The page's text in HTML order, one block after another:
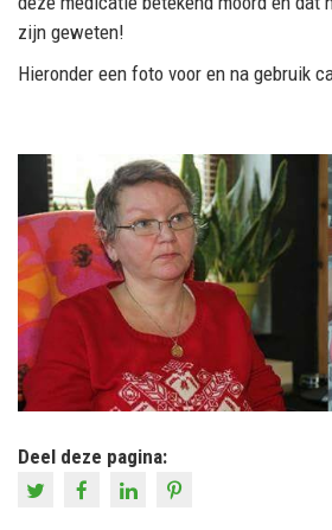
zijn geweten!
Hieronder een foto voor en na gebruik
Deel deze pagina: